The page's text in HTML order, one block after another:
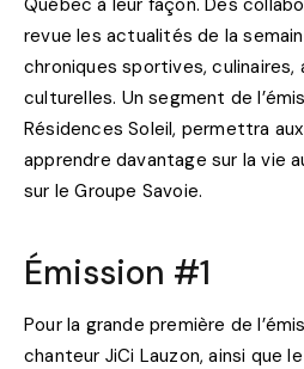
Québec à leur façon. Des
revue les actualités de la
chroniques sportives, culinaires,
culturelles. Un segment de
Résidences Soleil, permettra
apprendre davantage sur la vie
sur le Groupe Savoie.
Émission #1
Pour la grande première de
chanteur JiCi Lauzon, ainsi que